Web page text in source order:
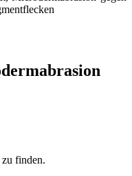
finden.